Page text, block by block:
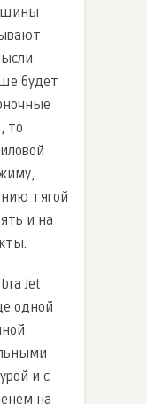
будет
то
тягой
и на
Jet
одной
и с
на